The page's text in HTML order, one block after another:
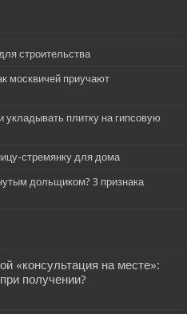
строительства
москвичей приучают
укладывать плитку на гипсовую
стремянку для дома
дольщиком? 3 признака
«консультация на месте»:
получении?